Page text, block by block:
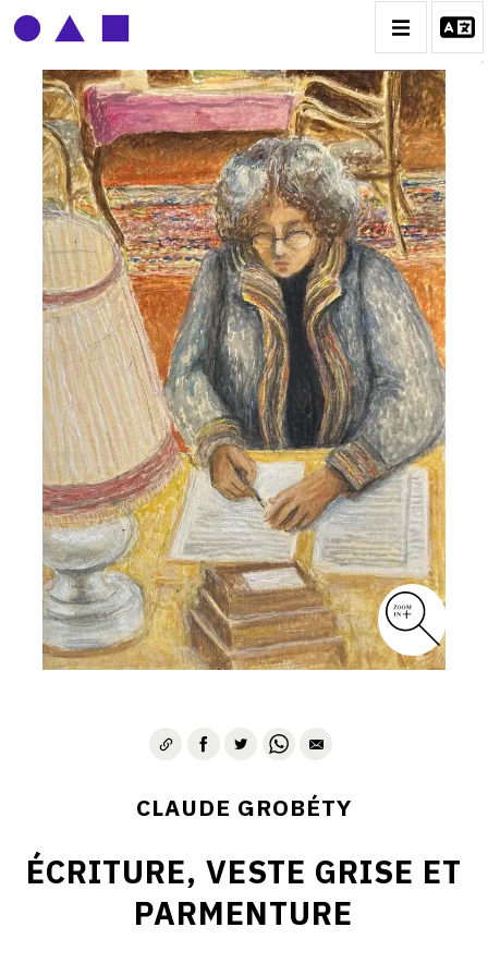
CLAUDE GROBÉTY
BIOGRAPHIE
CATALOGUE DES OEUVRES
CONTACT
CLAUDE GROBÉTY
ÉCRITURE, VESTE GRISE ET
PARMENTURE